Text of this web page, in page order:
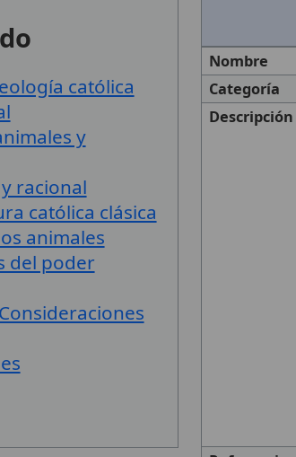
Nombre
Categoría
Descripción
católica
y
racional
católica clásica
animales
del poder